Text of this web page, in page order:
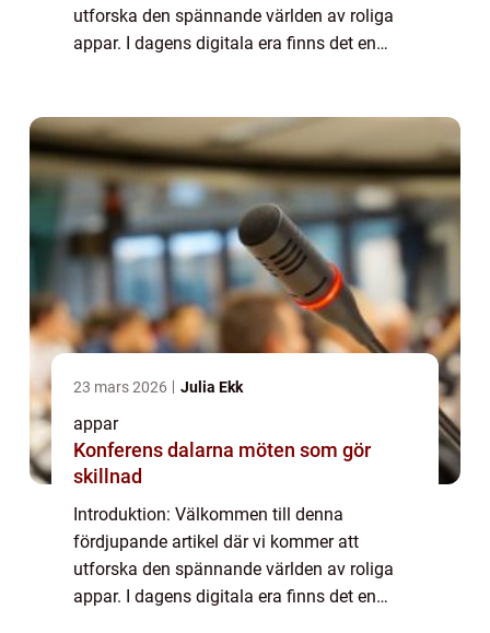
utforska den spännande världen av roliga
appar. I dagens digitala era finns det en
mobil...
23 mars 2026 Julia Ekk
appar
Konferens dalarna möten som gör
skillnad
Introduktion: Välkommen till denna
fördjupande artikel där vi kommer att
utforska den spännande världen av roliga
appar. I dagens digitala era finns det en